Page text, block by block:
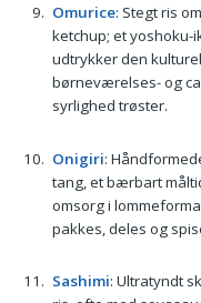
Omurice: Stegt ris
ketchup; et yoshoku-
udtrykker den
børneværelses- og
syrlighed trøster.
Onigiri:
tang, et bærbart
omsorg i
pakkes, deles og
Sashimi: Ultratyndt